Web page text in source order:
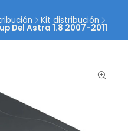
Kit distribución
Del Astra 1.8 2007-2011